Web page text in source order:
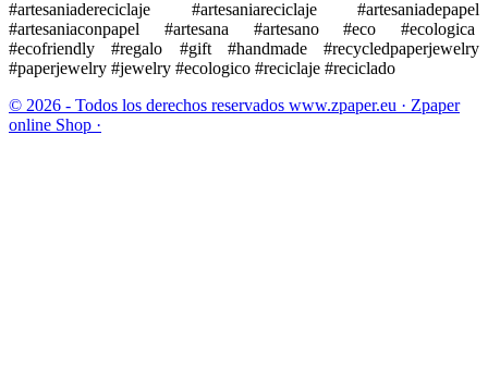
#artesaniadereciclaje #artesaniareciclaje #artesaniadepapel
#artesaniaconpapel #artesana #artesano #eco #ecologica
#ecofriendly #regalo #gift #handmade #recycledpaperjewelry
#paperjewelry #jewelry #ecologico #reciclaje #reciclado
© 2026 - Todos los derechos reservados www.zpaper.eu · Zpaper
online Shop ·